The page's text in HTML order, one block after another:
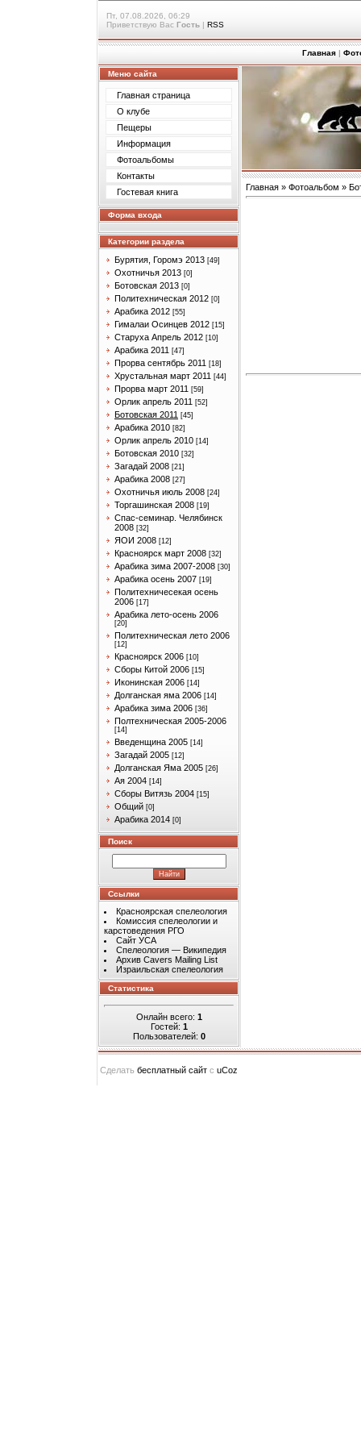
Пт, 07.08.2026, 06:29
Приветствую Вас Гость | RSS
Главная |
Меню сайта
Главная страница
О клубе
Пещеры
Информация
Фотоальбомы
Контакты
Гостевая книга
Форма входа
Категории раздела
Бурятия, Горомэ 2013 [49]
Охотничья 2013 [0]
Ботовская 2013 [0]
Политехническая 2012 [0]
Арабика 2012 [55]
Гималаи Осинцев 2012 [15]
Старуха Апрель 2012 [10]
Арабика 2011 [47]
Прорва сентябрь 2011 [18]
Хрустальная март 2011 [44]
Прорва март 2011 [59]
Орлик апрель 2011 [52]
Ботовская 2011 [45]
Арабика 2010 [82]
Орлик апрель 2010 [14]
Ботовская 2010 [32]
Загадай 2008 [21]
Арабика 2008 [27]
Охотничья июль 2008 [24]
Торгашинская 2008 [19]
Спас-семинар. Челябинск
2008 [32]
ЯОИ 2008 [12]
Красноярск март 2008 [32]
Арабика зима 2007-2008 [30]
Арабика осень 2007 [19]
Политехничесекая осень
2006 [17]
Арабика лето-осень 2006
[20]
Политехническая лето 2006
[12]
Красноярск 2006 [10]
Сборы Китой 2006 [15]
Иконинская 2006 [14]
Долганская яма 2006 [14]
Арабика зима 2006 [36]
Полтехническая 2005-2006
[14]
Введенщина 2005 [14]
Загадай 2005 [12]
Долганская Яма 2005 [26]
Ая 2004 [14]
Сборы Витязь 2004 [15]
Общий [0]
Арабика 2014 [0]
Поиск
Ссылки
Красноярская спелеология
Комиссия спелеологии и
карстоведения РГО
Сайт УСА
Спелеология — Википедия
Архив Cavers Mailing List
Израильская спелеология
Статистика
Онлайн всего: 1
Гостей: 1
Пользователей: 0
Главная » Фотоальбом »
Сделать бесплатный сайт с uCoz